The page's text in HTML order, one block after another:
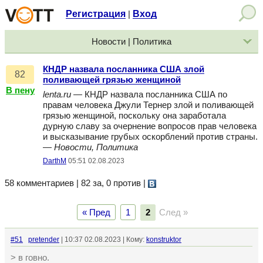
Регистрация Вход
Новости | Политика
82
В пену
КНДР назвала посланника США злой
поливающей грязью женщиной
lenta.ru — КНДР назвала посланника США по
правам человека Джули Тернер злой и поливающей
грязью женщиной, поскольку она заработала
дурную славу за очернение вопросов прав человека
и высказывание грубых оскорблений против страны.
— Новости, Политика
DarthM 05:51 02.08.2023
58 комментариев | 82 за, 0 против
« Пред 1 2 След »
#51 pretender | 10:37 02.08.2023 | Кому: konstruktor
> в говно.